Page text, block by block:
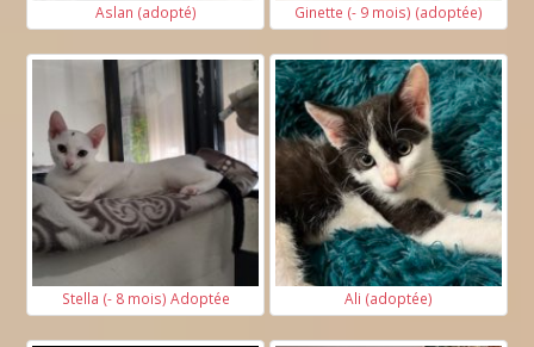
Aslan (adopté) Ginette (- 9 mois) (adoptée)
Stella (- 8 mois) Adoptée Ali (adoptée)